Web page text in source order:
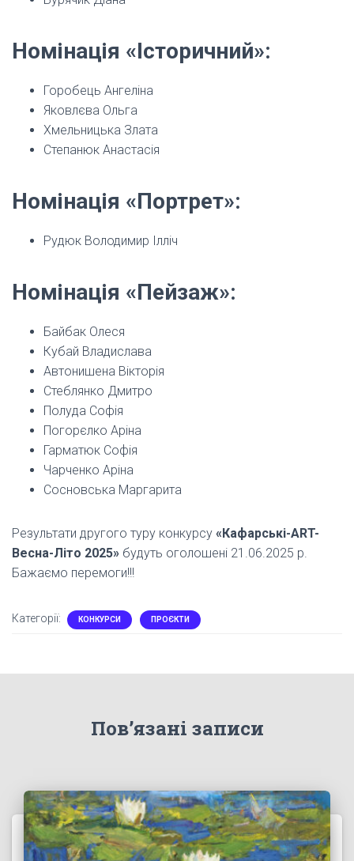
Номінація «Історичний»:
Горобець Ангеліна
Яковлєва Ольга
Хмельницька Злата
Степанюк Анастасія
Номінація «Портрет»:
Рудюк Володимир Ілліч
Номінація «Пейзаж»:
Байбак Олеся
Кубай Владислава
Автонишена Вікторія
Стеблянко Дмитро
Полуда Софія
Погорєлко Аріна
Гарматюк Софія
Чарченко Аріна
Сосновська Маргарита
Результати другого туру конкурсу «Кафарські-ART-
Весна-Літо 2025» будуть оголошені 21.06.2025 р.
Бажаємо перемоги!!!
Категорії: КОНКУРСИ ПРОЄКТИ
Пов’язані записи